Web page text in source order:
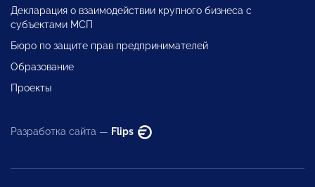
Декларация о взаимодействии крупного бизнеса с
субъектами МСП
Бюро по защите прав предпринимателей
Образование
Проекты
Разработка сайта — Flips